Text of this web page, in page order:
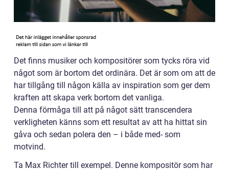
Det finns musiker och kompositörer som tycks röra vid
något som är bortom det ordinära. Det är som om att de
har tillgång till någon källa av inspiration som ger dem
kraften att skapa verk bortom det vanliga.
Denna förmåga till att på något sätt transcendera
verkligheten känns som ett resultat av att ha hittat sin
gåva och sedan polera den – i både med- som
motvind.
Ta Max Richter till exempel. Denne kompositör som har